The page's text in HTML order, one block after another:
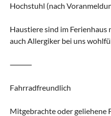
Hochstuhl (nach
Haustiere sind im Ferienhaus
auch Allergiker bei uns
⸻
Fahrradfreundlich
Mitgebrachte oder geliehene